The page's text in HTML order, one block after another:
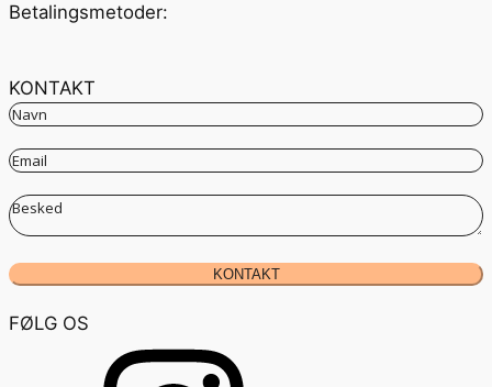
Betalingsmetoder:
KONTAKT
KONTAKT
FØLG OS